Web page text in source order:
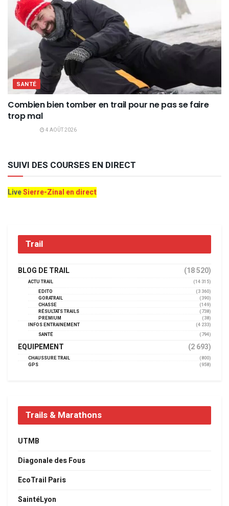
SANTÉ
Combien bien tomber en trail pour ne pas se faire
trop mal
4 AOÛT 2026
SUIVI DES COURSES EN DIRECT
LiveSierre-Zinal en direct
Trail
BLOG DE TRAIL (18 520)
ACTU TRAIL
(14 315)
EDITO
(3 360)
GORATRAIL
(390)
CHASSE
(149)
RÉSULTATS TRAILS
(738)
PREMIUM
(38)
INFOS ENTRAINEMENT
(4 233)
SANTÉ
(794)
EQUIPEMENT (2 693)
CHAUSSURE TRAIL
(800)
GPS
(958)
Trails & Marathons
UTMB
Diagonale des Fous
EcoTrail Paris
SaintéLyon